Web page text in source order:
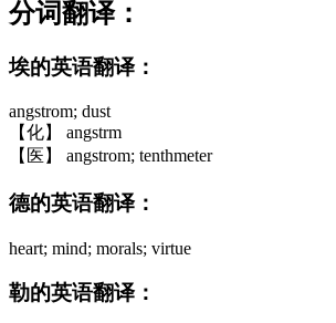
分词翻译：
埃的英语翻译：
angstrom; dust
【化】 angstrm
【医】 angstrom; tenthmeter
德的英语翻译：
heart; mind; morals; virtue
勒的英语翻译：